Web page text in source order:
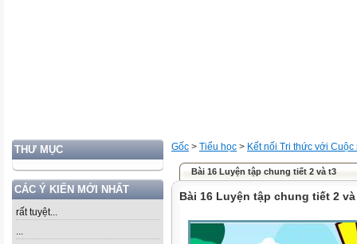
THƯ MỤC
CÁC Ý KIẾN MỚI NHẤT
rất tuyệt...
...
Gốc > Tiểu học > Kết nối Tri thức với Cuộc
Bài 16 Luyện tập chung tiết 2 và t3
Bài 16 Luyện tập chung tiết 2